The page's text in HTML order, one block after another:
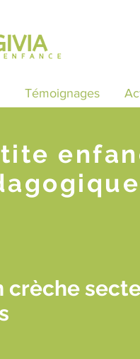
Témoignages
crèche